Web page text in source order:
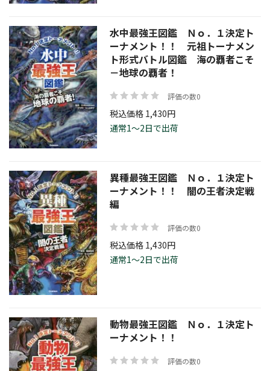
水中最強王図鑑 Ｎｏ．１決定ト
ーナメント！！ 元祖トーナメン
ト形式バトル図鑑 海の覇者こそ
－地球の覇者！
評価の数0
税込価格 1,430円
通常1～2日で出荷
異種最強王図鑑 Ｎｏ．１決定ト
ーナメント！！ 闇の王者決定戦
編
評価の数0
税込価格 1,430円
通常1～2日で出荷
動物最強王図鑑 Ｎｏ．１決定ト
ーナメント！！
評価の数0